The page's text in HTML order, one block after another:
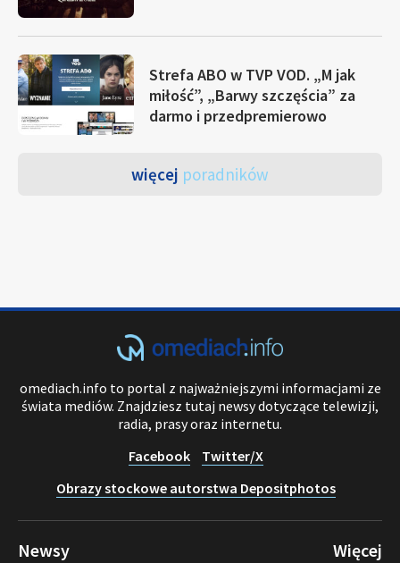
Strefa ABO w TVP VOD. „M jak
miłość”, „Barwy szczęścia” za
darmo i przedpremierowo
więcej poradników
omediach.info to portal z najważniejszymi informacjami ze
świata mediów. Znajdziesz tutaj newsy dotyczące telewizji,
radia, prasy oraz internetu.
Facebook
Twitter/X
Obrazy stockowe autorstwa Depositphotos
Newsy Więcej